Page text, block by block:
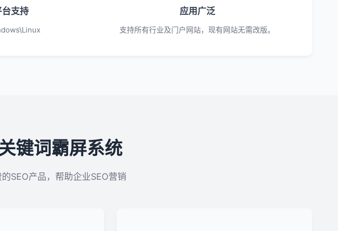
台支持 应用广泛
支持所有行业及门户网站，现有网站无需改版。
键词霸屏系统
SEO产品，帮助企业SEO营销